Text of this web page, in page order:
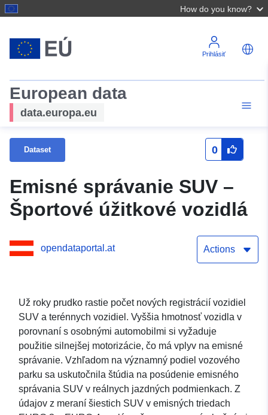
How do you know?
Prihlásiť
European data
data.europa.eu
Dataset 0
Emisné správanie SUV –
Športové úžitkové vozidlá
opendataportal.at Actions
Už roky prudko rastie počet nových registrácií vozidiel
SUV a terénnych vozidiel. Vyššia hmotnosť vozidla v
porovnaní s osobnými automobilmi si vyžaduje
použitie silnejšej motorizácie, čo má vplyv na emisné
správanie. Vzhľadom na významný podiel vozového
parku sa uskutočnila štúdia na posúdenie emisného
správania SUV v reálnych jazdných podmienkach. Z
údajov z meraní šiestich SUV v emisných triedach